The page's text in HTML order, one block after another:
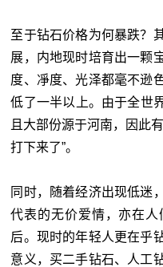
至于钻石价格为何暴跌？
展，内地现时培育出一颗
度、凈度、光泽都毫不逊
低了一半以上。由于全世
且大部份源于河南，因此
打下来了”。
同时，随着经济出现低迷
代表的无价爱情，亦在
后。现时的年轻人更在乎
意义，买二手钻石、人工